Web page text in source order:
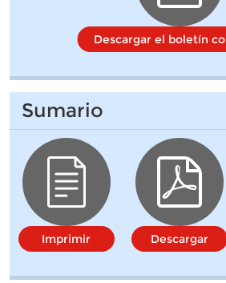
Descargar el boletín
Sumario
Imprimir Descargar